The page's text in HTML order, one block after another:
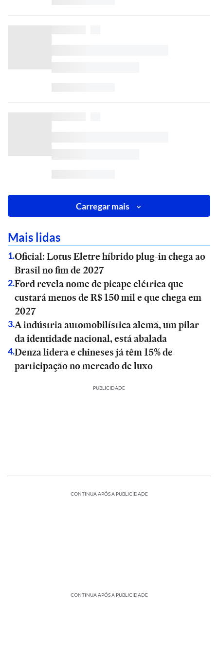
Carregar mais
Mais lidas
1.Oficial: Lotus Eletre híbrido plug-in chega ao
Brasil no fim de 2027
2.Ford revela nome de picape elétrica que
custará menos de R$ 150 mil e que chega em
2027
3.A indústria automobilística alemã, um pilar
da identidade nacional, está abalada
4.Denza lidera e chineses já têm 15% de
participação no mercado de luxo
PUBLICIDADE
CONTINUA APÓS A PUBLICIDADE
CONTINUA APÓS A PUBLICIDADE